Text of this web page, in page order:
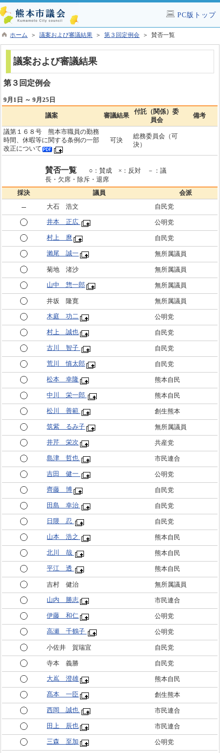
PC版トップ
ホーム ＞議案および審議結果 ＞第３回定例会 ＞ 賛否一覧
議案および審議結果
第３回定例会
9月1日 ～ 9月25日
議案 審議結果
付託（関係）委
員会
備考
議第１６８号 熊本市職員の勤務
時間、休暇等に関する条例の一部
改正について
可決
総務委員会（可
決）
賛否一覧
○：賛成 ×：反対 －：議
長・欠席・除斥・退席
採決 議員
会派
大石 浩文
自民党
井本 正広 公明党
村上 麿 自民党
瀨尾 誠一 無所属議員
菊地 渚沙 無所属議員
山中 惣一郎 無所属議員
井坂 隆寛 無所属議員
木庭 功二 公明党
村上 誠也 自民党
古川 智子 自民党
荒川 慎太郎 自民党
松本 幸隆 熊本自民
中川 栄一郎 熊本自民
松川 善範 創生熊本
筑紫 るみ子 無所属議員
井芹 栄次 共産党
島津 哲也 市民連合
吉田 健一 公明党
齊藤 博 自民党
田島 幸治 自民党
日隈 忍 自民党
山本 浩之 熊本自民
北川 哉 熊本自民
平江 透 熊本自民
吉村 健治 無所属議員
山内 勝志 市民連合
伊藤 和仁 公明党
高瀬 千鶴子 公明党
小佐井 賀瑞宜 自民党
寺本 義勝 自民党
大嶌 澄雄 熊本自民
髙本 一臣 創生熊本
西岡 誠也 市民連合
田上 辰也 市民連合
三森 至加 公明党